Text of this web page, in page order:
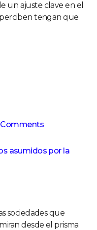
un ajuste clave en el
tengan que
asumidos por la
sociedades que
desde el prisma